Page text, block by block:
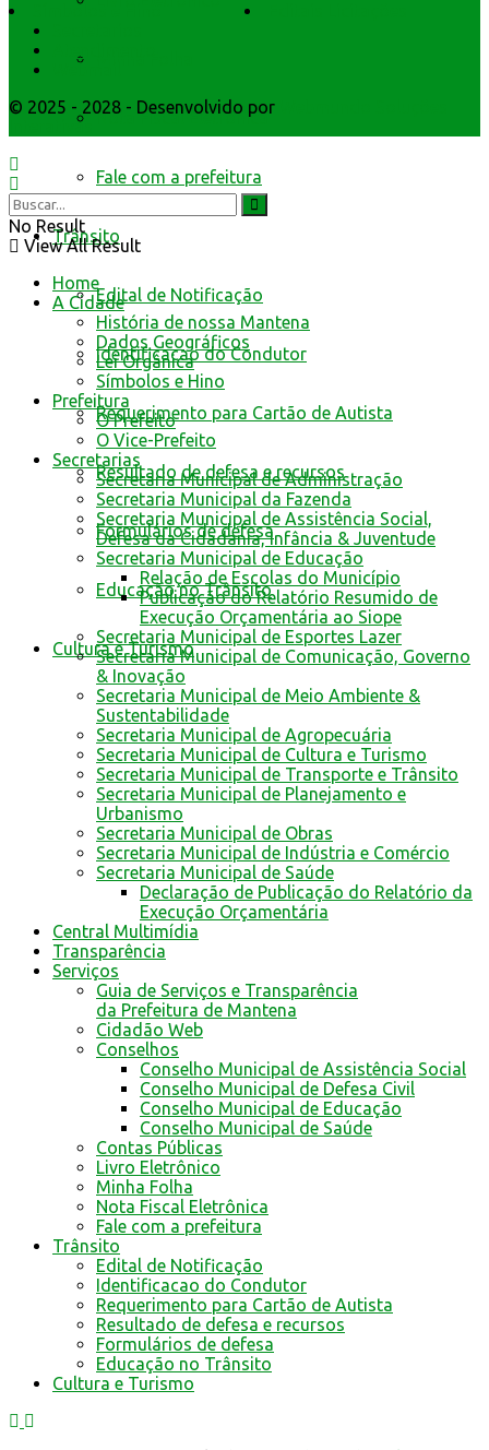
Nota Fiscal Eletrônica
Fale com a prefeitura
Trânsito
Edital de Notificação
Identificacao do Condutor
Requerimento para Cartão de Autista
Resultado de defesa e recursos
Formulários de defesa
Educação no Trânsito
Cultura e Turismo
© 2025 - 2028 - Desenvolvido por
Interativas
No Result
View All Result
Home
A Cidade
História de nossa Mantena
Dados Geográficos
Lei Orgânica
Símbolos e Hino
Prefeitura
O Prefeito
O Vice-Prefeito
Secretarias
Secretaria Municipal de Administração
Secretaria Municipal da Fazenda
Secretaria Municipal de Assistência Social,
Defesa da Cidadania, Infância & Juventude
Secretaria Municipal de Educação
Relação de Escolas do Município
Publicação do Relatório Resumido de
Execução Orçamentária ao Siope
Secretaria Municipal de Esportes Lazer
Secretaria Municipal de Comunicação, Governo
& Inovação
Secretaria Municipal de Meio Ambiente &
Sustentabilidade
Secretaria Municipal de Agropecuária
Secretaria Municipal de Cultura e Turismo
Secretaria Municipal de Transporte e Trânsito
Secretaria Municipal de Planejamento e
Urbanismo
Secretaria Municipal de Obras
Secretaria Municipal de Indústria e Comércio
Secretaria Municipal de Saúde
Declaração de Publicação do Relatório da
Execução Orçamentária
Central Multimídia
Transparência
Serviços
Guia de Serviços e Transparência
da Prefeitura de Mantena
Cidadão Web
Conselhos
Conselho Municipal de Assistência Social
Conselho Municipal de Defesa Civil
Conselho Municipal de Educação
Conselho Municipal de Saúde
Contas Públicas
Livro Eletrônico
Minha Folha
Nota Fiscal Eletrônica
Fale com a prefeitura
Trânsito
Edital de Notificação
Identificacao do Condutor
Requerimento para Cartão de Autista
Resultado de defesa e recursos
Formulários de defesa
Educação no Trânsito
Cultura e Turismo